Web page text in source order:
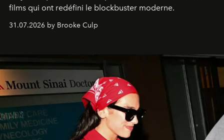
films qui ont redéfini le blockbuster moderne.
31.07.2026 by Brooke Culp